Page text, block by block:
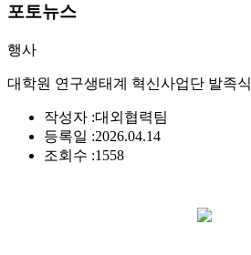
포토뉴스
행사
대학원 연구생태계 혁신사업단 발족식
작성자 :대외협력팀
등록일 :2026.04.14
조회수 :1558